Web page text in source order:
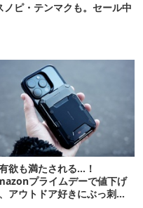
ノピ・テンマクも。セール中
欲も満たされる…！
プライムデーで値下げ
アウトドア好きにぶっ刺さ